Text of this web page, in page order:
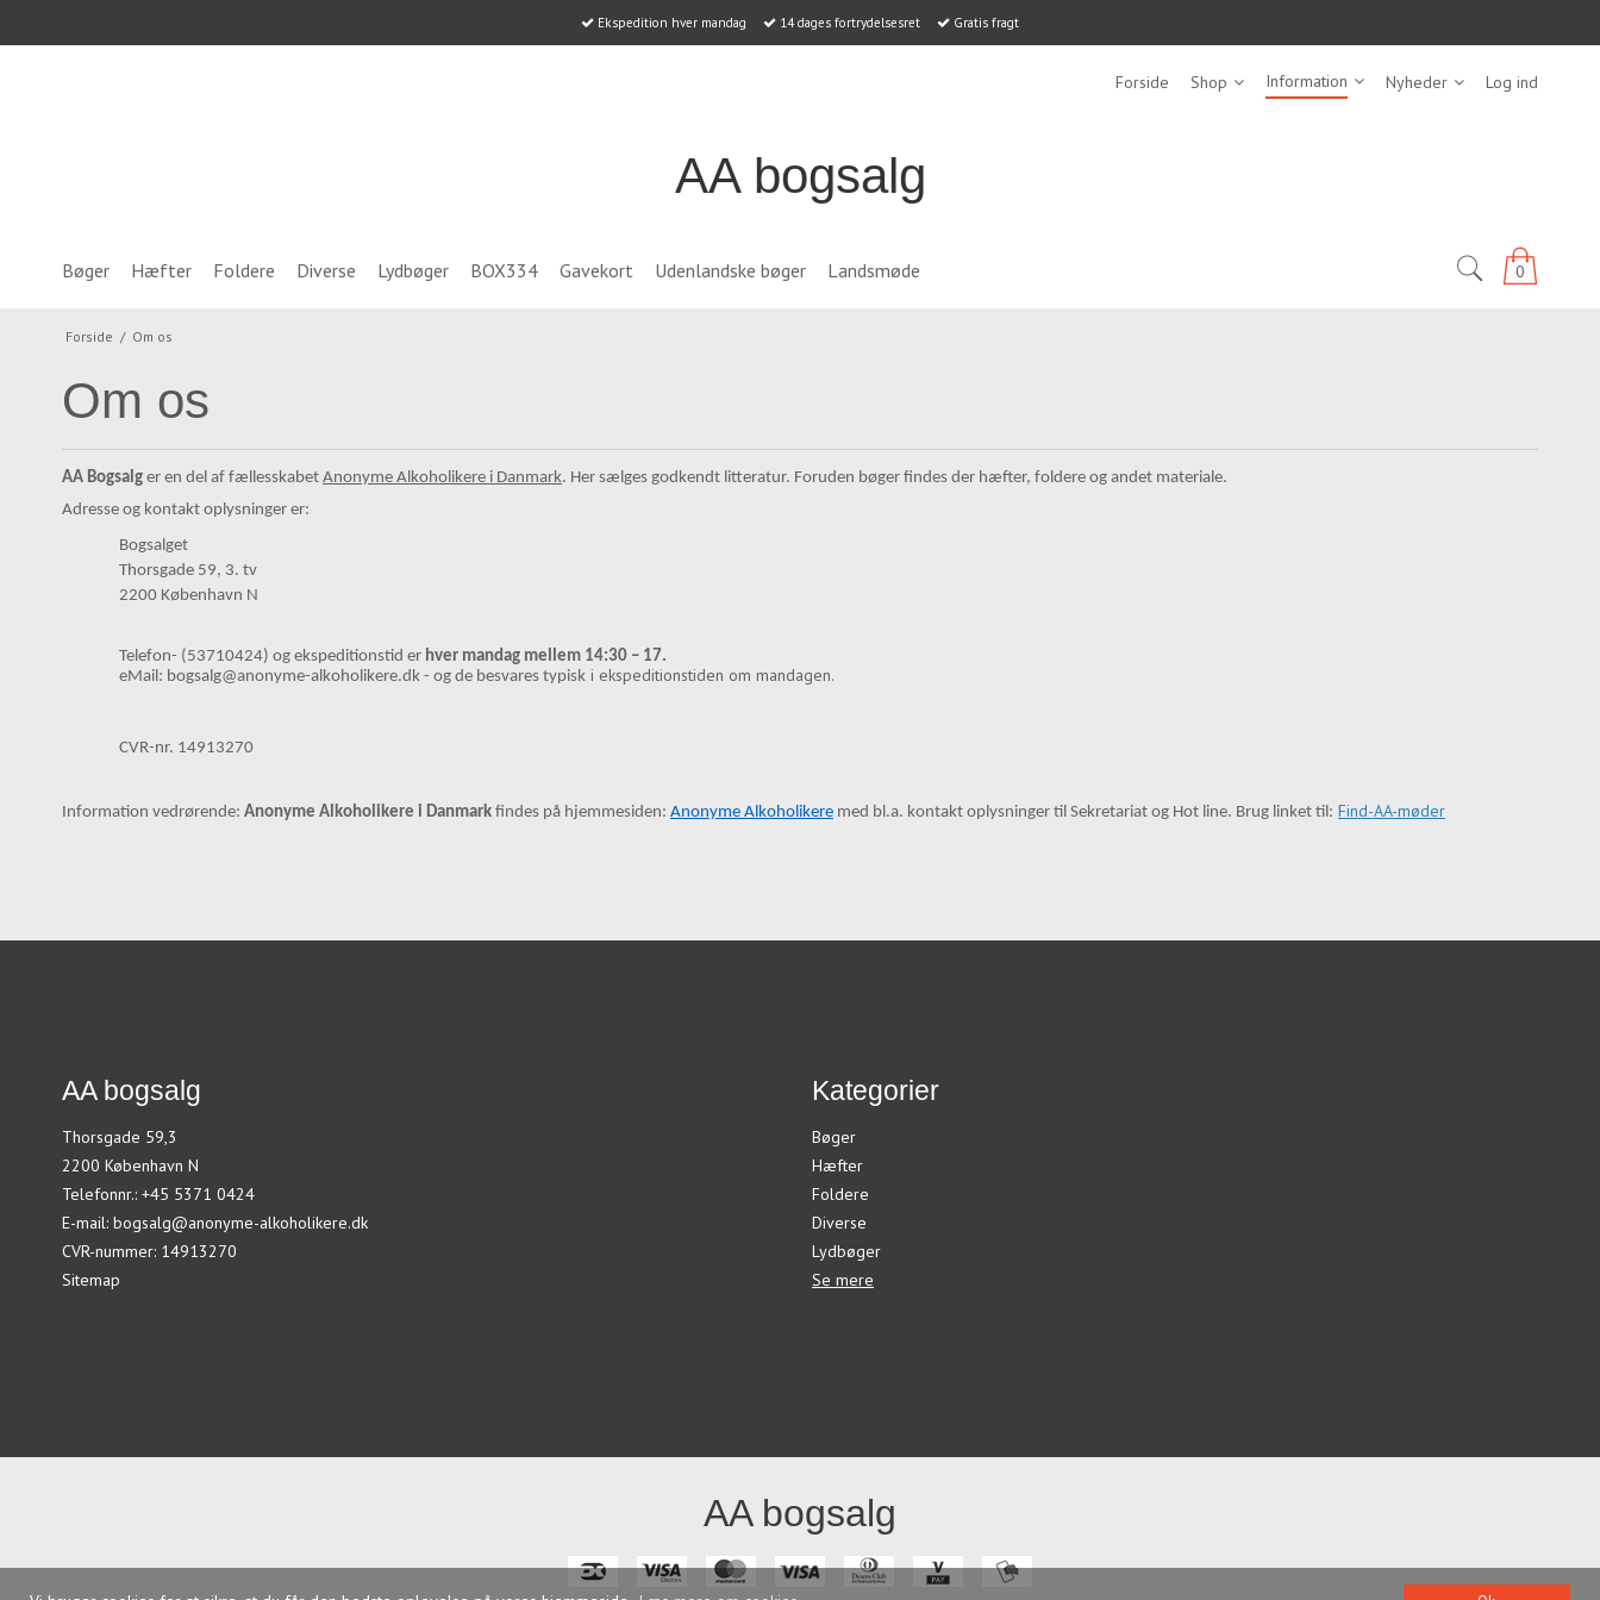
Ekspedition hver mandag 14 dages fortrydelsesret Gratis fragt
Forside Shop Information Nyheder Log ind
AA bogsalg
0
Bøger Hæfter Foldere Diverse Lydbøger BOX334 Gavekort Udenlandske bøger Landsmøde
Forside / Om os
Om os
AA Bogsalg er en del af fællesskabet Anonyme Alkoholikere i Danmark. Her sælges godkendt litteratur. Foruden bøger findes der hæfter, foldere og andet materiale.
Adresse og kontakt oplysninger er:
Bogsalget
Thorsgade 59, 3. tv
2200 København N
Telefon- (53710424) og ekspeditionstid er hver mandag mellem 14:30 – 17.
eMail: bogsalg@anonyme-alkoholikere.dk - og de besvares typisk i ekspeditionstiden om mandagen.
CVR-nr. 14913270
Information vedrørende: Anonyme Alkoholikere i Danmark findes på hjemmesiden: Anonyme Alkoholikere med bl.a. kontakt oplysninger til Sekretariat og Hot line. Brug linket til: Find-AA-møder
AA bogsalg
Thorsgade 59,3
2200 København N
Telefonnr.: +45 5371 0424
E-mail: bogsalg@anonyme-alkoholikere.dk
CVR-nummer: 14913270
Sitemap
Kategorier
Bøger
Hæfter
Foldere
Diverse
Lydbøger
Se mere
AA bogsalg